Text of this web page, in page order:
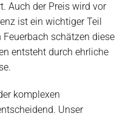
Auch der Preis wird vor
ist ein wichtiger Teil
Feuerbach schätzen diese
entsteht durch ehrliche
komplexen
Unser